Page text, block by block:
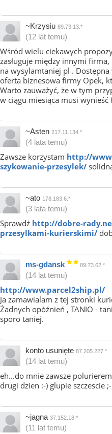
~Krzysiu 89.73.13.*
(12 lat temu)
Wśród wielu ciekawych
zasługuje między innymi firma,
na wysylamtaniej pl .
oferta biznesowa firmy Opek,
Warto zauważyć, że w tym
w ciągu miesiąca musi wynieść
~Asten 217.11.134.*
(4 lata temu)
Zawsze korzystam http://
szykowanie-przesylek/
~ato 178.183.6.*
(3 lata temu)
Sprawdź http://dobre-
przesylkami-kurierskimi/
ms-gdansk 89.73.62.*
(14 lat temu)
http://www.parcel2ship.pl/
Ja zamawialam z tej stronki
Żadnych opóźnień , TANIO -
sporo taniej.
konto usunięte 87.205.227.*
(14 lat temu)
eh...do mnie zawsze
drugi dzien :-) glupie szczescie
~jagna 37.152.18.*
(11 lat temu)